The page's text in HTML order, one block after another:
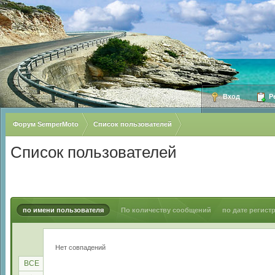
Вход
Форум SemperMoto Список пользователей
Список пользователей
по имени пользователя По количеству сообщений по дате
ВСЕ
Нет совпадений